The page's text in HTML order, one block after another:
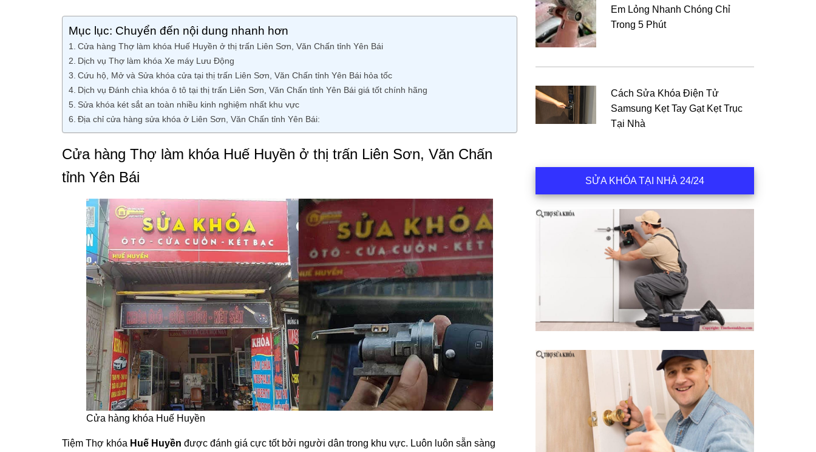
Mục lục: Chuyển đến nội dung nhanh hơn
Cửa hàng Thợ làm khóa Huế Huyền ở thị trấn Liên Sơn, Văn Chấn tỉnh Yên Bái
Dịch vụ Thợ làm khóa Xe máy Lưu Động
Cứu hộ, Mở và Sửa khóa cửa tại thị trấn Liên Sơn, Văn Chấn tỉnh Yên Bái hỏa tốc
Dịch vụ Đánh chìa khóa ô tô tại thị trấn Liên Sơn, Văn Chấn tỉnh Yên Bái giá tốt chính hãng
Sửa khóa két sắt an toàn nhiều kinh nghiệm nhất khu vực
Địa chỉ cửa hàng sửa khóa ở Liên Sơn, Văn Chấn tỉnh Yên Bái:
Cửa hàng Thợ làm khóa Huế Huyền ở thị trấn Liên Sơn, Văn Chấn
tỉnh Yên Bái
Cửa hàng khóa Huế Huyền
Tiệm Thợ khóa Huế Huyền được đánh giá cực tốt bởi người dân trong khu vực. Luôn luôn sẵn sàng
Em Lỏng Nhanh Chóng Chỉ
Trong 5 Phút
Cách Sửa Khóa Điện Tử
Samsung Kẹt Tay Gạt Kẹt Trục
Tại Nhà
SỬA KHÓA TẠI NHÀ 24/24